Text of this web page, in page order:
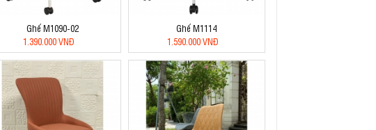
Ghế M1090-02
1.390.000 VNĐ
Ghế M1114
1.590.000 VNĐ